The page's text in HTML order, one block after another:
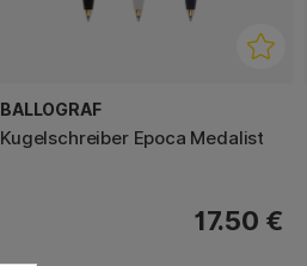
BALLOGRAF
Kugelschreiber Epoca Medalist
17.50 €